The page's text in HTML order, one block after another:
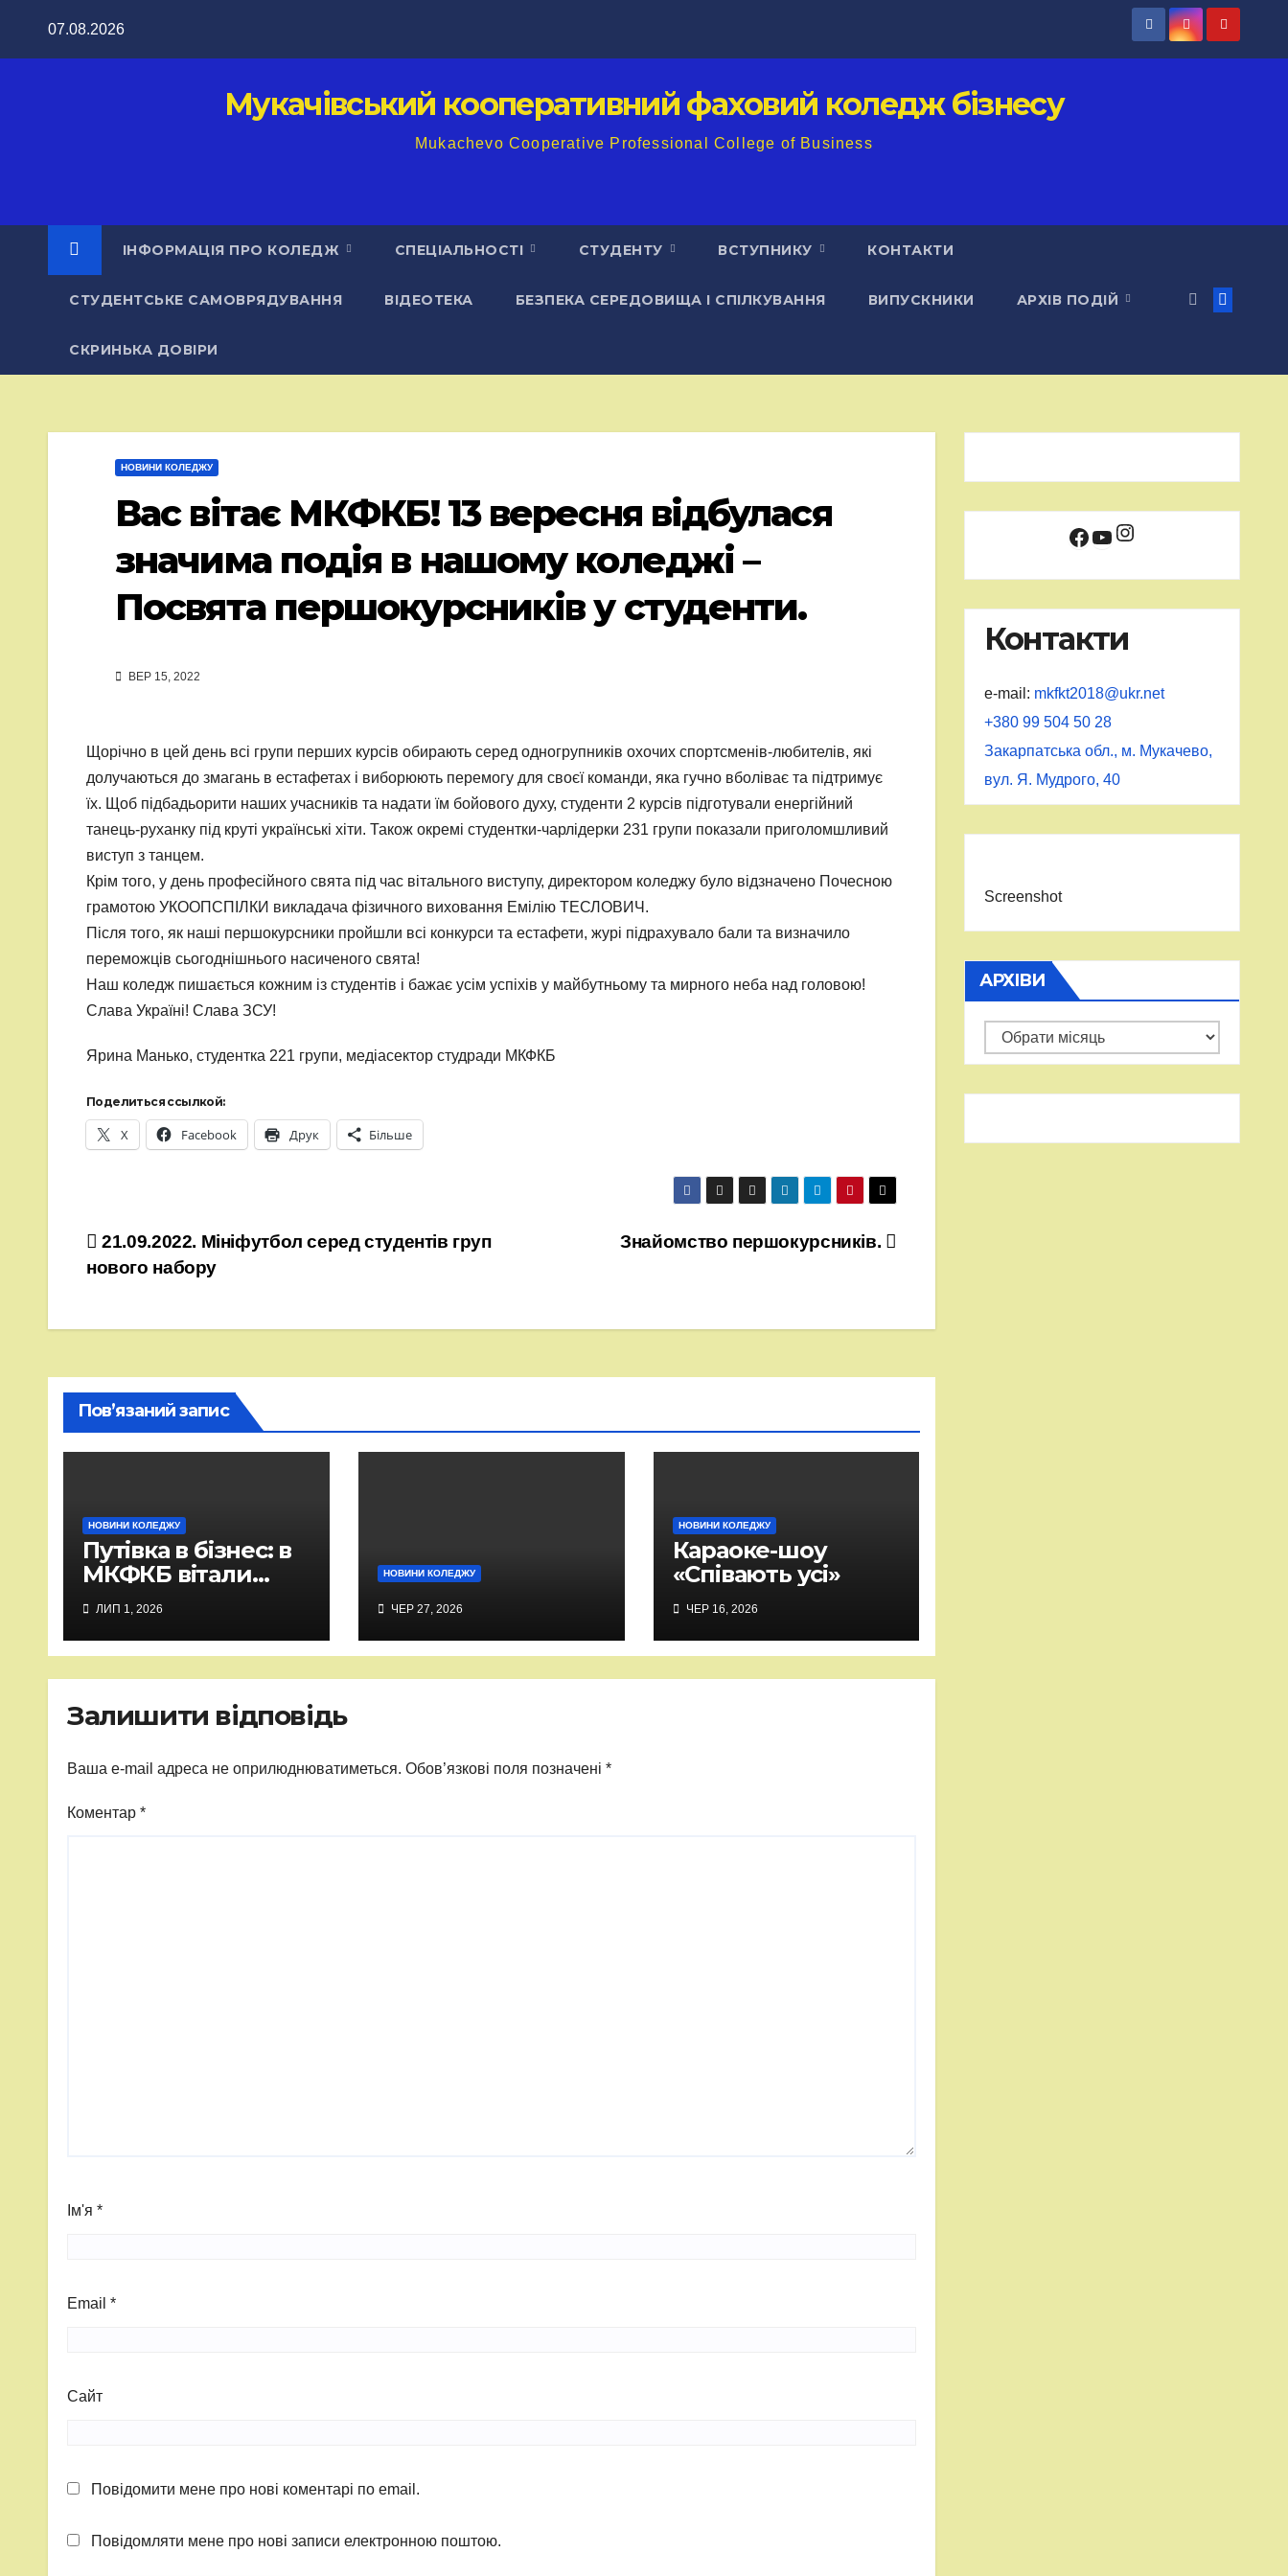
07.08.2026
Мукачівський кооперативний фаховий коледж бізнесу
Mukachevo Cooperative Professional College of Business
ІНФОРМАЦІЯ ПРО КОЛЕДЖ СПЕЦІАЛЬНОСТІ СТУДЕНТУ ВСТУПНИКУ КОНТАКТИ
СТУДЕНТСЬКЕ САМОВРЯДУВАННЯ ВІДЕОТЕКА БЕЗПЕКА СЕРЕДОВИЩА І СПІЛКУВАННЯ ВИПУСКНИКИ АРХІВ ПОДІЙ
СКРИНЬКА ДОВІРИ
НОВИНИ КОЛЕДЖУ
Вас вітає МКФКБ! 13 вересня відбулася
значима подія в нашому коледжі –
Посвята першокурсників у студенти.
ВЕР 15, 2022
Щорічно в цей день всі групи перших курсів обирають серед одногрупників охочих спортсменів-любителів, які
долучаються до змагань в естафетах і виборюють перемогу для своєї команди, яка гучно вболіває та підтримує
їх. Щоб підбадьорити наших учасників та надати їм бойового духу, студенти 2 курсів підготували енергійний
танець-руханку під круті українські хіти. Також окремі студентки-чарлідерки 231 групи показали приголомшливий
виступ з танцем.
Крім того, у день професійного свята під час вітального виступу, директором коледжу було відзначено Почесною
грамотою УКООПСПІЛКИ викладача фізичного виховання Емілію ТЕСЛОВИЧ.
Після того, як наші першокурсники пройшли всі конкурси та естафети, журі підрахувало бали та визначило
переможців сьогоднішнього насиченого свята!
Наш коледж пишається кожним із студентів і бажає усім успіхів у майбутньому та мирного неба над головою!
Слава Україні! Слава ЗСУ!
Ярина Манько, студентка 221 групи, медіасектор студради МКФКБ
Поделиться ссылкой:
X Facebook Друк Більше
Навігація
записів
Знайомство першокурсників.
21.09.2022. Мініфутбол серед студентів груп
нового набору
Пов’язаний запис
НОВИНИ КОЛЕДЖУ
Путівка в бізнес: в
МКФКБ вітали
випускників-2026
ЛИП 1, 2026
НОВИНИ КОЛЕДЖУ
ЧЕР 27, 2026
НОВИНИ КОЛЕДЖУ
Караоке-шоу
«Співають усі»
ЧЕР 16, 2026
Залишити відповідь
Ваша e-mail адреса не оприлюднюватиметься. Обов’язкові поля позначені *
Коментар *
Ім'я *
Email *
Сайт
Повідомити мене про нові коментарі по email.
Повідомляти мене про нові записи електронною поштою.
Facebook
YouTube
Instagram
Контакти
e-mail: mkfkt2018@ukr.net
+380 99 504 50 28
Закарпатська обл., м. Мукачево,
вул. Я. Мудрого, 40
Screenshot
АРХІВИ
Архіви